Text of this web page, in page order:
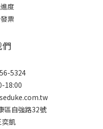
度
票
5324
18:00
區自強路32號
凱